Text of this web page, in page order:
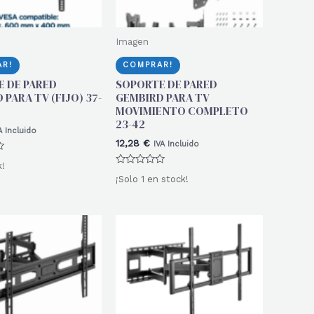
DE PARED
PARA TV (FIJO) 37-
Incluido
Imagen
COMPRAR!
SOPORTE DE PARED
GEMBIRD PARA TV
MOVIMIENTO COMPLETO
23-42
12,28€ IVA Incluido
con
¡Solo 1 en stock!